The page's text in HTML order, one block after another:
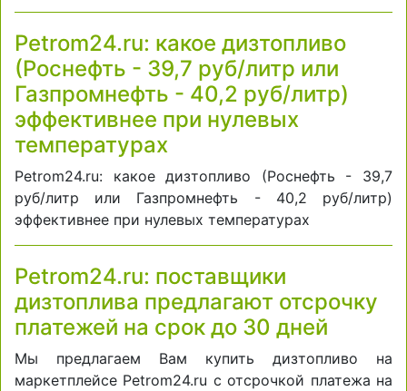
Petrom24.ru: какое дизтопливо
(Роснефть - 39,7 руб/литр или
Газпромнефть - 40,2 руб/литр)
эффективнее при нулевых
температурах
Petrom24.ru: какое дизтопливо (Роснефть - 39,7
руб/литр или Газпромнефть - 40,2 руб/литр)
эффективнее при нулевых температурах
Petrom24.ru: поставщики
дизтоплива предлагают отсрочку
платежей на срок до 30 дней
Мы предлагаем Вам купить дизтопливо на
маркетплейсе Petrom24.ru с отсрочкой платежа на